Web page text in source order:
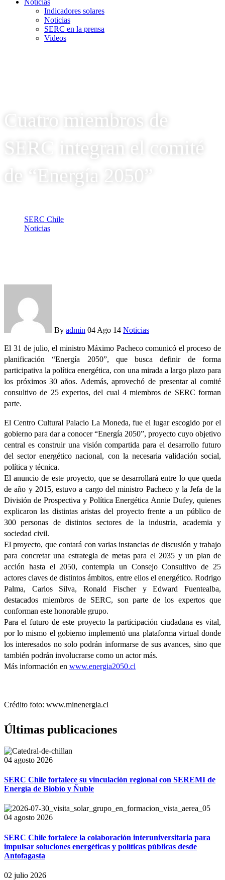
Noticias
Indicadores solares
Noticias
SERC en la prensa
Videos
Cuatro miembros de
SERC integran el comité
de “Energía 2050”
SERC Chile
Noticias
By admin 04 Ago 14 Noticias
El 31 de julio, el ministro Máximo Pacheco comunicó el proceso de
planificación “Energía 2050”, que busca definir de forma
participativa la política energética, con una mirada a largo plazo para
los próximos 30 años. Además, aprovechó de presentar al comité
consultivo de 25 expertos, del cual 4 miembros de SERC forman
parte.
El Centro Cultural Palacio La Moneda, fue el lugar escogido por el
gobierno para dar a conocer “Energía 2050”, proyecto cuyo objetivo
central es construir una visión compartida para el desarrollo futuro
del sector energético nacional, con la necesaria validación social,
política y técnica.
El anuncio de este proyecto, que se desarrollará entre lo que queda
de año y 2015, estuvo a cargo del ministro Pacheco y la Jefa de la
División de Prospectiva y Política Energética Annie Dufey, quienes
explicaron las distintas aristas del proyecto frente a un público de
300 personas de distintos sectores de la industria, academia y
sociedad civil.
El proyecto, que contará con varias instancias de discusión y trabajo
para concretar una estrategia de metas para el 2035 y un plan de
acción hasta el 2050, contempla un Consejo Consultivo de 25
actores claves de distintos ámbitos, entre ellos el energético. Rodrigo
Palma, Carlos Silva, Ronald Fischer y Edward Fuentealba,
destacados miembros de SERC, son parte de los expertos que
conforman este honorable grupo.
Para el futuro de este proyecto la participación ciudadana es vital,
por lo mismo el gobierno implementó una plataforma virtual donde
los interesados no solo podrán informarse de sus avances, sino que
también podrán involucrarse como un actor más.
Más información en www.energia2050.cl
Crédito foto: www.minenergia.cl
Últimas publicaciones
04 agosto 2026
SERC Chile fortalece su vinculación regional con SEREMI de
Energía de Biobío y Ñuble
04 agosto 2026
SERC Chile fortalece la colaboración interuniversitaria para
impulsar soluciones energéticas y políticas públicas desde
Antofagasta
02 julio 2026